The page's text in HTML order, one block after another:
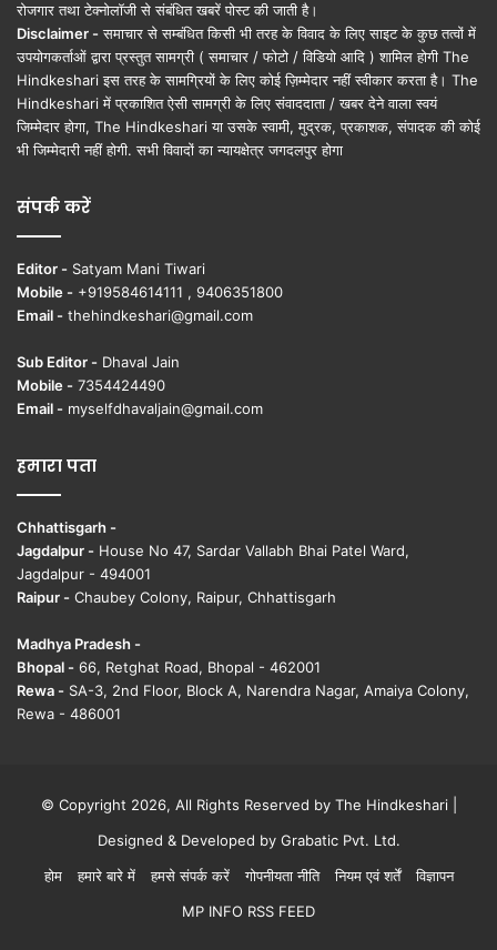
रोजगार तथा टेक्नोलॉजी से संबंधित खबरें पोस्ट की जाती है।
Disclaimer - समाचार से सम्बंधित किसी भी तरह के विवाद के लिए साइट के कुछ तत्वों में
उपयोगकर्ताओं द्वारा प्रस्तुत सामग्री ( समाचार / फोटो / विडियो आदि ) शामिल होगी The
Hindkeshari इस तरह के सामग्रियों के लिए कोई ज़िम्मेदार नहीं स्वीकार करता है। The
Hindkeshari में प्रकाशित ऐसी सामग्री के लिए संवाददाता / खबर देने वाला स्वयं
जिम्मेदार होगा, The Hindkeshari या उसके स्वामी, मुद्रक, प्रकाशक, संपादक की कोई
भी जिम्मेदारी नहीं होगी. सभी विवादों का न्यायक्षेत्र जगदलपुर होगा
संपर्क करें
Editor - Satyam Mani Tiwari
Mobile - +919584614111 , 9406351800
Email - thehindkeshari@gmail.com
Sub Editor - Dhaval Jain
Mobile - 7354424490
Email - myselfdhavaljain@gmail.com
हमारा पता
Chhattisgarh -
Jagdalpur - House No 47, Sardar Vallabh Bhai Patel Ward,
Jagdalpur - 494001
Raipur - Chaubey Colony, Raipur, Chhattisgarh
Madhya Pradesh -
Bhopal - 66, Retghat Road, Bhopal - 462001
Rewa - SA-3, 2nd Floor, Block A, Narendra Nagar, Amaiya Colony,
Rewa - 486001
© Copyright 2026, All Rights Reserved by The Hindkeshari |
Designed & Developed by Grabatic Pvt. Ltd.
होम
हमारे बारे में हमसे संपर्क करें गोपनीयता नीति नियम एवं शर्तें
विज्ञापन
MP INFO RSS FEED